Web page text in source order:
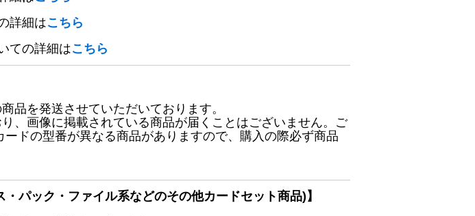
詳細はこちら
ての詳細はこちら
品を発送させていただいております。
、画像に掲載されている商品が届くことはございません。ご
ドの型番が異なる商品がありますので、購入の際必ず商品
・パック・ファイル系などのその他カードセット商品)】